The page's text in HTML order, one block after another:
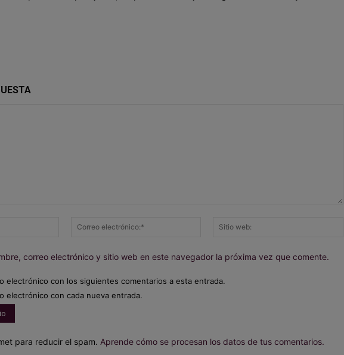
Nombre:*
Correo
correo electrónico y sitio web en este navegador la próxima vez que comente.
electrónico con los siguientes comentarios a esta entrada.
electrónico con cada nueva entrada.
para reducir el spam. Aprende cómo se procesan los datos de tus comentarios.